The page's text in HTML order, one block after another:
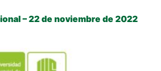
– 22 de noviembre de 2022